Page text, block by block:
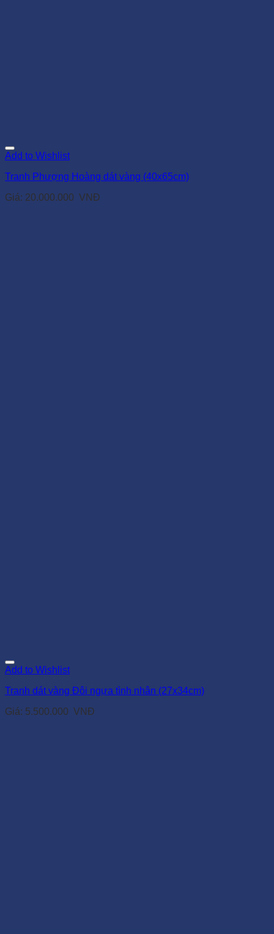
Add to Wishlist
Tranh Phượng Hoàng dát vàng (40x65cm)
Giá: 20.000.000 VNĐ
Add to Wishlist
Tranh dát vàng Đôi ngựa tình nhân (27x34cm)
Giá: 5.500.000 VNĐ